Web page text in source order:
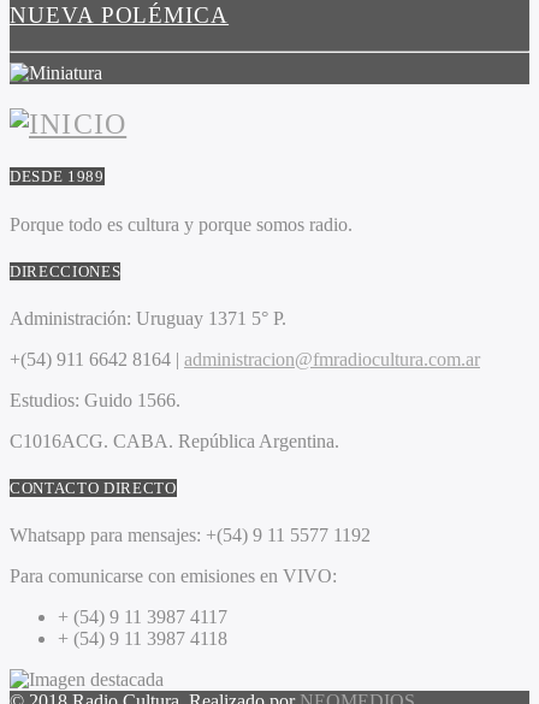
NUEVA POLÉMICA
DESDE 1989
Porque todo es cultura y porque somos radio.
DIRECCIONES
Administración: Uruguay 1371 5° P.
+(54) 911 6642 8164 | administracion@fmradiocultura.com.ar
Estudios: Guido 1566.
C1016ACG. CABA. República Argentina.
CONTACTO DIRECTO
Whatsapp para mensajes: +(54) 9 11 5577 1192
Para comunicarse con emisiones en VIVO:
+ (54) 9 11 3987 4117
+ (54) 9 11 3987 4118